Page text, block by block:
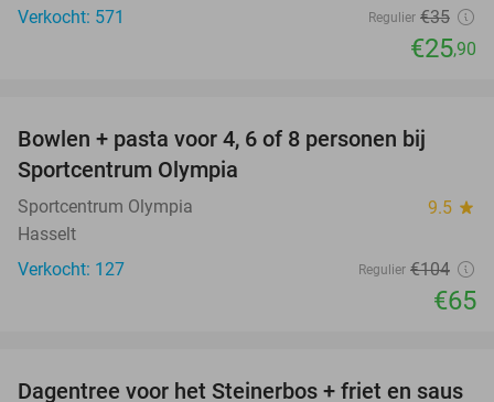
Verkocht: 571
Regulier €35
€25,90
Bowlen + pasta voor 4, 6 of 8 personen bij
Sportcentrum Olympia
Sportcentrum Olympia 9.5 star
Hasselt
Verkocht: 127
Regulier €104
€65
Dagentree voor het Steinerbos + friet en saus